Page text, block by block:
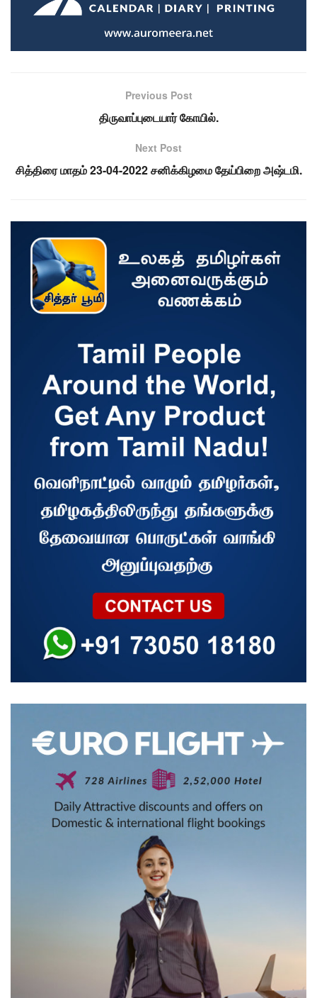
Previous Post
திருவாப்புடையார் கோயில்.
Next Post
சித்திரை மாதம் 23-04-2022 சனிக்கிழமை தேய்பிறை அஷ்டமி.